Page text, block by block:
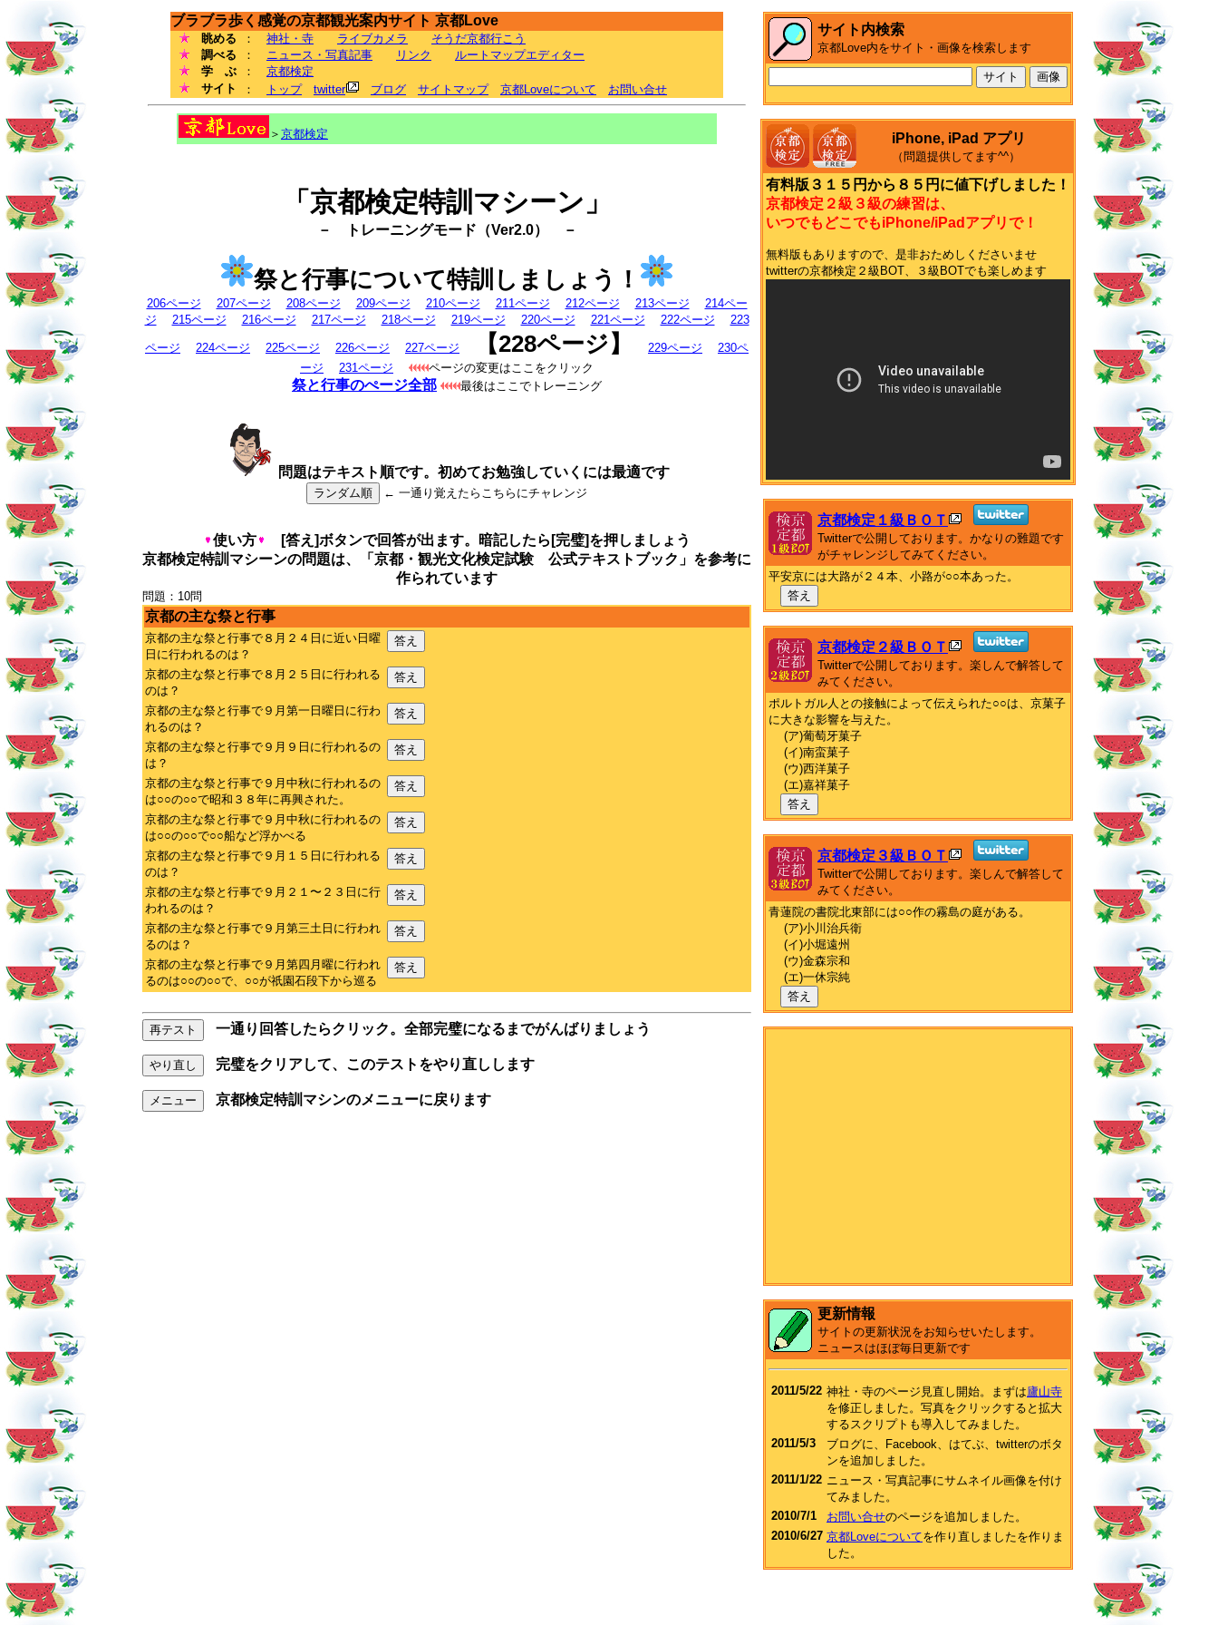
ブラブラ歩く感覚の京都観光案内サイト 京都Love
眺める ： 神社・寺 ライブカメラ
そうだ京都行こう
調べる
： ニュース・写真記事 リンク
ルートマップエディター
学 ぶ
： 京都検定
サイト
： トップ twitter ブログ サイトマップ 京都Loveについて お問い合せ
＞ 京都検定
「京都検定特訓マシーン」
－ トレーニングモード（Ver2.0） －
祭と行事について特訓しましょう！
206ページ 207ページ 208ページ 209ページ 210ページ 211ページ 212ページ 213ページ
214ペー
ジ
215ページ 216ページ 217ページ 218ページ 219ページ 220ページ 221ページ 222ページ 223
ページ 224ページ 225ページ 226ページ 227ページ 【228ページ】 229ページ
230ペ
ージ
231ページ ページの変更はここをクリック
祭と行事のぺージ全部 最後はここでトレーニング
問題はテキスト順です。初めてお勉強していくには最適です
ランダム順 ← 一通り覚えたらこちらにチャレンジ
使い方
[答え]ボタンで回答が出ます。暗記したら[完璧]を押しましょう
京都検定特訓マシーンの問題は、「京都・観光文化検定試験 公式テキストブック」を参考に
作られています
問題：10問
京都の主な祭と行事
京都の主な祭と行事で８月２４日に近い日曜
日に行われるのは？
答え
京都の主な祭と行事で８月２５日に行われる
のは？
答え
京都の主な祭と行事で９月第一日曜日に行わ
れるのは？
答え
京都の主な祭と行事で９月９日に行われるの
は？
答え
京都の主な祭と行事で９月中秋に行われるの
は○○の○○で昭和３８年に再興された。
答え
京都の主な祭と行事で９月中秋に行われるの
は○○の○○で○○船など浮かべる
答え
京都の主な祭と行事で９月１５日に行われる
のは？
答え
京都の主な祭と行事で９月２１〜２３日に行
われるのは？
答え
京都の主な祭と行事で９月第三土日に行われ
るのは？
答え
京都の主な祭と行事で９月第四月曜に行われ
るのは○○の○○で、○○が祇園石段下から巡る
答え
再テスト 一通り回答したらクリック。全部完璧になるまでがんばりましょう
やり直し 完璧をクリアして、このテストをやり直しします
メニュー 京都検定特訓マシンのメニューに戻ります
サイト内検索
京都Love内をサイト・画像を検索します
iPhone, iPad アプリ
（問題提供してます^^）
有料版３１５円から８５円に値下げしました！
京都検定２級３級の練習は、
いつでもどこでもiPhone/iPadアプリで！
無料版もありますので、是非おためしくださいませ
twitterの京都検定２級BOT、３級BOTでも楽しめます
京都検定１級ＢＯＴ
Twitterで公開しております。かなりの難題です
がチャレンジしてみてください。
平安京には大路が２４本、小路が○○本あった。
答え
京都検定２級ＢＯＴ
Twitterで公開しております。楽しんで解答して
みてください。
ポルトガル人との接触によって伝えられた○○は、京菓子
に大きな影響を与えた。
(ア)葡萄牙菓子
(イ)南蛮菓子
(ウ)西洋菓子
(エ)嘉祥菓子
答え
京都検定３級ＢＯＴ
Twitterで公開しております。楽しんで解答して
みてください。
青蓮院の書院北東部には○○作の霧島の庭がある。
(ア)小川治兵衛
(イ)小堀遠州
(ウ)金森宗和
(エ)一休宗純
答え
更新情報
サイトの更新状況をお知らせいたします。
ニュースはほぼ毎日更新です
2011/5/22 神社・寺のページ見直し開始。まずは廬山寺
を修正しました。写真をクリックすると拡大
するスクリプトも導入してみました。
2011/5/3
ブログに、Facebook、はてぶ、twitterのボタ
ンを追加しました。
2011/1/22 ニュース・写真記事にサムネイル画像を付け
てみました。
2010/7/1
お問い合せのページを追加しました。
2010/6/27 京都Loveについてを作り直しましたを作りま
した。